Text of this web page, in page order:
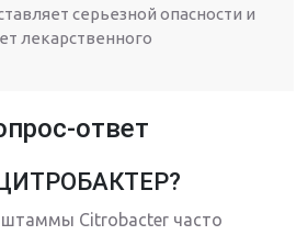
серьезной опасности и
лекарственного
ответ
штаммы Citrobacter часто